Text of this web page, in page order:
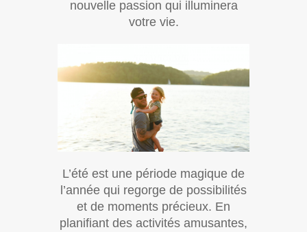
nouvelle passion qui illuminera
votre vie.
L’été est une période magique de
l’année qui regorge de possibilités
et de moments précieux. En
planifiant des activités amusantes,